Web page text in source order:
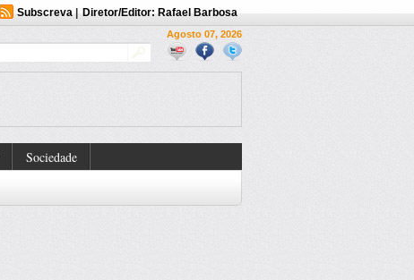
Subscreva| Diretor/Editor: Rafael Barbosa
Agosto 07, 2026
Sociedade